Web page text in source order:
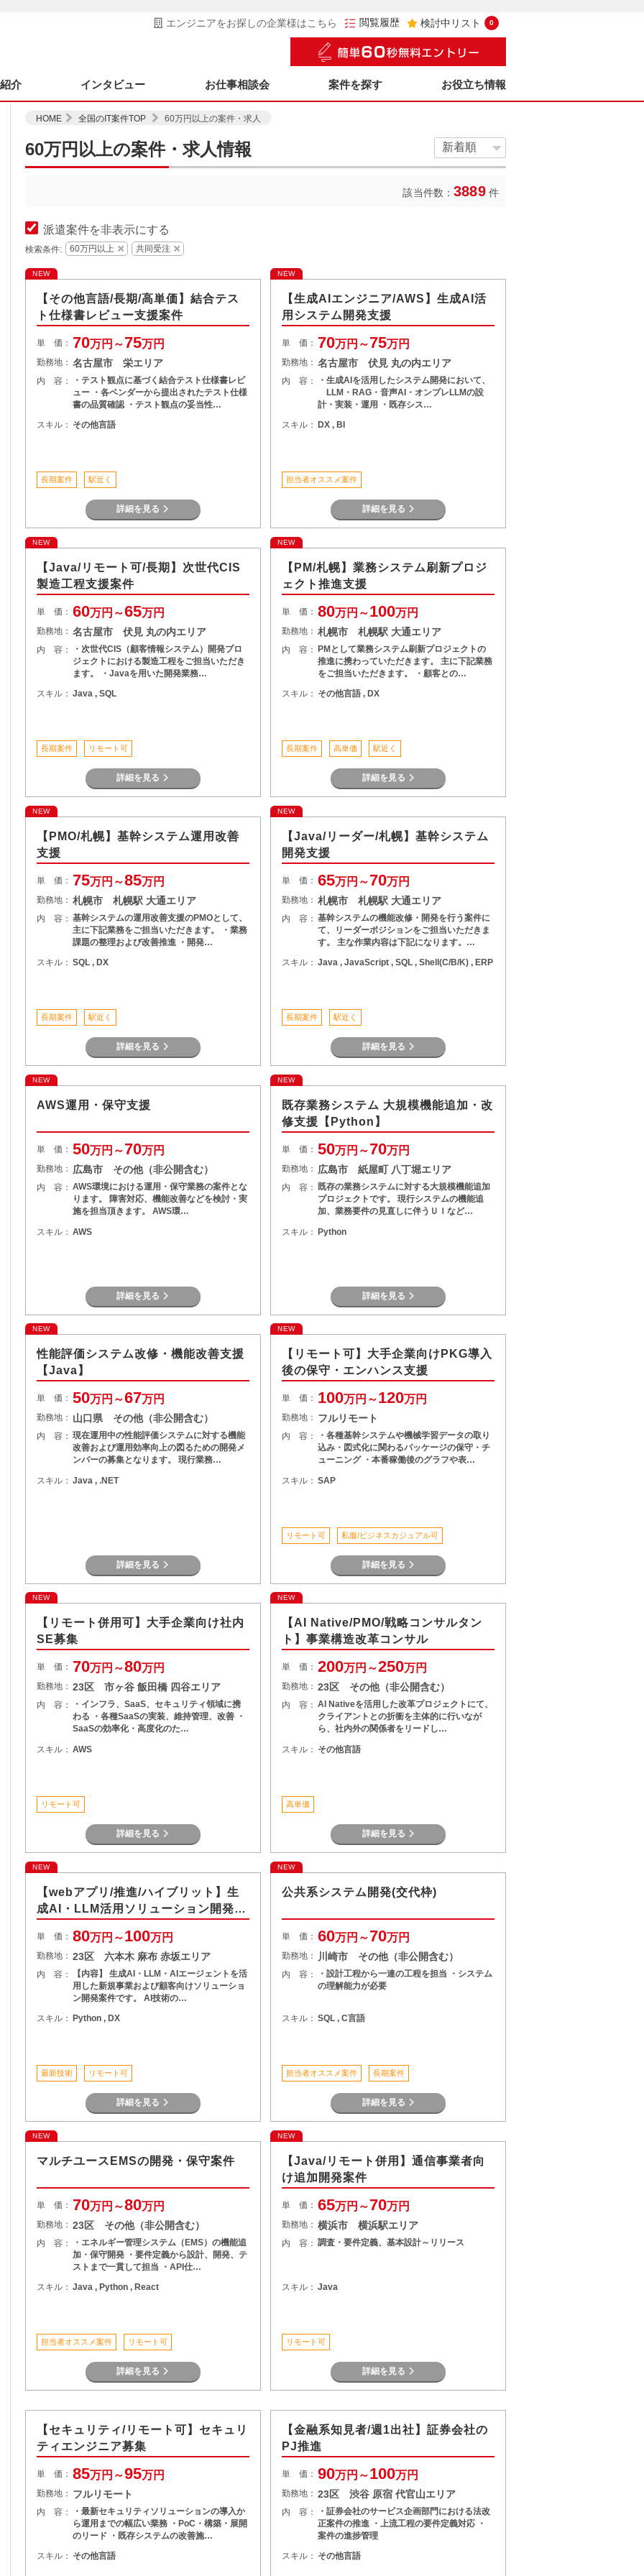
エンジニアをお探しの企業様はこちら 閲覧履歴 検討中リスト 0
介 インタビュー お仕事相談会 案件を探す お役立ち情報
HOME 全国のIT案件TOP 60万円以上の案件・求人
60万円以上の案件・求人情報
該当件数：3889件
派遣案件を非表示にする
検索条件: 60万円以上 共同受注
NEW
【その他言語/長期/高単価】結合テス
ト仕様書レビュー支援案件
単 価： 70万円～75万円
勤務地： 名古屋市 栄エリア
内 容：
・テスト観点に基づく結合テスト仕様書レビ
ュー ・各ベンダーから提出されたテスト仕様
書の品質確認 ・テスト観点の妥当性…
スキル： その他言語
長期案件 駅近く
詳細を見る
NEW
【生成AIエンジニア/AWS】生成AI活
用システム開発支援
単 価： 70万円～75万円
勤務地： 名古屋市 伏見 丸の内エリア
内 容：
・生成AIを活用したシステム開発において、
LLM・RAG・音声AI・オンプレLLMの設
計・実装・運用 ・既存シス…
スキル： DX , BI
担当者オススメ案件
詳細を見る
NEW
【Java/リモート可/長期】次世代CIS
製造工程支援案件
単 価： 60万円～65万円
勤務地： 名古屋市 伏見 丸の内エリア
内 容：
・次世代CIS（顧客情報システム）開発プロ
ジェクトにおける製造工程をご担当いただき
ます。 ・Javaを用いた開発業務…
スキル： Java , SQL
長期案件 リモート可
詳細を見る
NEW
【PM/札幌】業務システム刷新プロジ
ェクト推進支援
単 価： 80万円～100万円
勤務地： 札幌市 札幌駅 大通エリア
内 容： PMとして業務システム刷新プロジェクトの
推進に携わっていただきます。 主に下記業務
をご担当いただきます。 ・顧客との…
スキル： その他言語 , DX
長期案件 高単価 駅近く
詳細を見る
NEW
【PMO/札幌】基幹システム運用改善
支援
単 価： 75万円～85万円
勤務地： 札幌市 札幌駅 大通エリア
内 容： 基幹システムの運用改善支援のPMOとして、
主に下記業務をご担当いただきます。 ・業務
課題の整理および改善推進 ・開発…
スキル： SQL , DX
長期案件 駅近く
詳細を見る
NEW
【Java/リーダー/札幌】基幹システム
開発支援
単 価： 65万円～70万円
勤務地： 札幌市 札幌駅 大通エリア
内 容： 基幹システムの機能改修・開発を行う案件に
て、リーダーポジションをご担当いただきま
す。 主な作業内容は下記になります。…
スキル： Java , JavaScript , SQL , Shell(C/B/K) , ERP
長期案件 駅近く
詳細を見る
NEW
AWS運用・保守支援
単 価： 50万円～70万円
勤務地： 広島市 その他（非公開含む）
内 容： AWS環境における運用・保守業務の案件とな
ります。 障害対応、機能改善などを検討・実
施を担当頂きます。 AWS環…
スキル： AWS
詳細を見る
NEW
既存業務システム 大規模機能追加・改
修支援【Python】
単 価： 50万円～70万円
勤務地： 広島市 紙屋町 八丁堀エリア
内 容：
既存の業務システムに対する大規模機能追加
プロジェクトです。 現行システムの機能追
加、業務要件の見直しに伴うＵＩなど…
スキル： Python
詳細を見る
NEW
性能評価システム改修・機能改善支援
【Java】
単 価： 50万円～67万円
勤務地： 山口県 その他（非公開含む）
内 容： 現在運用中の性能評価システムに対する機能
改善および運用効率向上の図るための開発メ
ンバーの募集となります。 現行業務…
スキル： Java , .NET
詳細を見る
NEW
【リモート可】大手企業向けPKG導入
後の保守・エンハンス支援
単 価： 100万円～120万円
勤務地： フルリモート
内 容：
・各種基幹システムや機械学習データの取り
込み・図式化に関わるパッケージの保守・チ
ューニング ・本番稼働後のグラフや表…
スキル： SAP
リモート可 私服/ビジネスカジュアル可
詳細を見る
NEW
【リモート併用可】大手企業向け社内
SE募集
単 価： 70万円～80万円
勤務地： 23区 市ヶ谷 飯田橋 四谷エリア
内 容：
・インフラ、SaaS、セキュリティ領域に携
わる ・各種SaaSの実装、維持管理、改善 ・
SaaSの効率化・高度化のた…
スキル： AWS
リモート可
詳細を見る
NEW
【AI Native/PMO/戦略コンサルタン
ト】事業構造改革コンサル
単 価： 200万円～250万円
勤務地： 23区 その他（非公開含む）
内 容： AI Nativeを活用した改革プロジェクトにて、
クライアントとの折衝を主体的に行いなが
ら、社内外の関係者をリードし…
スキル： その他言語
高単価
詳細を見る
NEW
【webアプリ/推進/ハイブリット】生
成AI・LLM活用ソリューション開発支
単 価： 80万円～100万円
勤務地： 23区 六本木 麻布 赤坂エリア
内 容：
【内容】 生成AI・LLM・AIエージェントを活
用した新規事業および顧客向けソリューショ
ン開発案件です。 AI技術の…
スキル： Python , DX
最新技術 リモート可
詳細を見る
NEW
公共系システム開発(交代枠)
単 価： 60万円～70万円
勤務地： 川崎市 その他（非公開含む）
内 容：
・設計工程から一連の工程を担当 ・システム
の理解能力が必要
スキル： SQL , C言語
担当者オススメ案件 長期案件
詳細を見る
NEW
マルチユースEMSの開発・保守案件
単 価： 70万円～80万円
勤務地： 23区 その他（非公開含む）
内 容：
・エネルギー管理システム（EMS）の機能追
加・保守開発 ・要件定義から設計、開発、テ
ストまで一貫して担当 ・API仕…
スキル： Java , Python , React
担当者オススメ案件 リモート可
詳細を見る
NEW
【Java/リモート併用】通信事業者向
け追加開発案件
単 価： 65万円～70万円
勤務地： 横浜市 横浜駅エリア
内 容： 調査・要件定義、基本設計～リリース
スキル： Java
リモート可
詳細を見る
【セキュリティ/リモート可】セキュリ
ティエンジニア募集
単 価： 85万円～95万円
勤務地： フルリモート
内 容：
・最新セキュリティソリューションの導入か
ら運用までの幅広い業務 ・PoC・構築・展開
のリード ・既存システムの改善施…
スキル： その他言語
【金融系知見者/週1出社】証券会社の
PJ推進
単 価： 90万円～100万円
勤務地： 23区 渋谷 原宿 代官山エリア
内 容：
・証券会社のサービス企画部門における法改
正案件の推進 ・上流工程の要件定義対応 ・
案件の進捗管理
スキル： その他言語